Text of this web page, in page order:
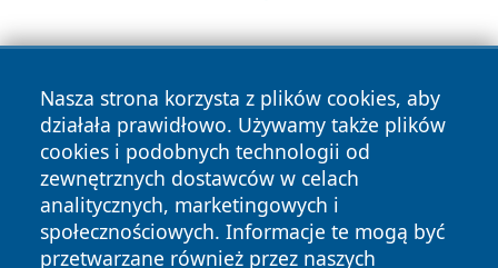
Nasza strona korzysta z plików cookies, aby
działała prawidłowo. Używamy także plików
cookies i podobnych technologii od
zewnętrznych dostawców w celach
analitycznych, marketingowych i
społecznościowych. Informacje te mogą być
przetwarzane również przez naszych
Copyright © 2026 wrotatarnowa.pl Wszystkie prawa
zastrzeżone.